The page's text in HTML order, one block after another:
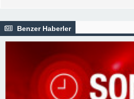
Benzer Haberler